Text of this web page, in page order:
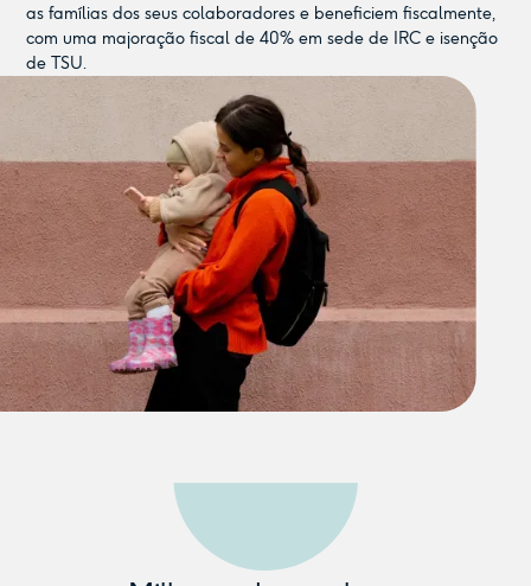
as famílias dos seus colaboradores e beneficiem fiscalmente,
com uma majoração fiscal de 40% em sede de IRC e isenção
de TSU.